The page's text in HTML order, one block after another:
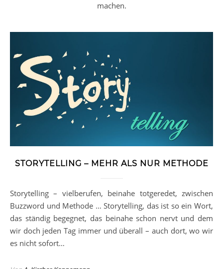
machen.
STORYTELLING – MEHR ALS NUR METHODE
Storytelling – vielberufen, beinahe totgeredet, zwischen
Buzzword und Methode … Storytelling, das ist so ein Wort,
das ständig begegnet, das beinahe schon nervt und dem
wir doch jeden Tag immer und überall – auch dort, wo wir
es nicht sofort…